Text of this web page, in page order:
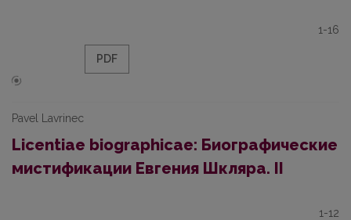
1-16
PDF
Pavel Lavrinec
Licentiae biographicae: Биографические
мистификации Евгения Шкляра. II
1-12